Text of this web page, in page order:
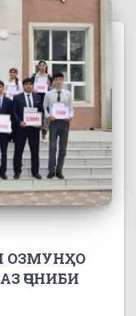
ОЗМУНҲО
ҶОНИБИ